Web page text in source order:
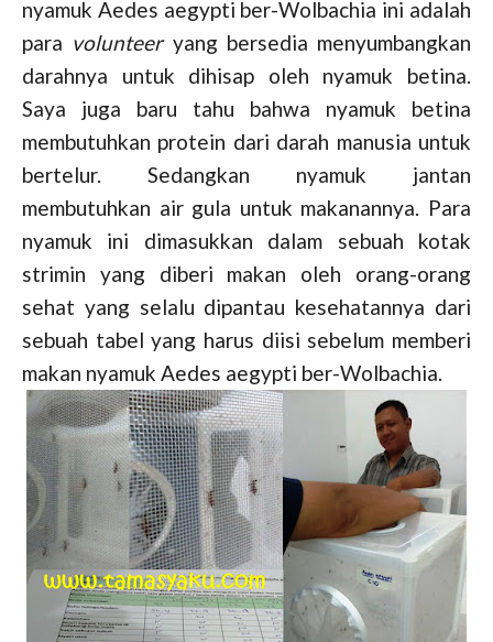
nyamuk Aedes aegypti ber-Wolbachia ini adalah
para volunteeryang bersedia menyumbangkan
darahnya untuk dihisap oleh nyamuk betina.
Saya juga baru tahu bahwa nyamuk betina
membutuhkan protein dari darah manusia untuk
bertelur. Sedangkan nyamuk jantan
membutuhkan air gula untuk makanannya. Para
nyamuk ini dimasukkan dalam sebuah kotak
strimin yang diberi makan oleh orang-orang
sehat yang selalu dipantau kesehatannya dari
sebuah tabel yang harus diisi sebelum memberi
makan nyamuk Aedes aegypti ber-Wolbachia.